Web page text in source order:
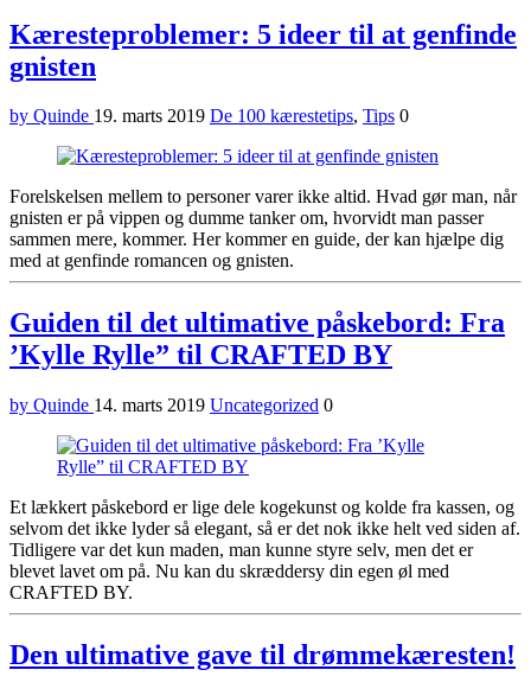
Kæresteproblemer: 5 ideer til at genfinde
gnisten
by Quinde 19. marts 2019 De 100 kærestetips, Tips 0
Forelskelsen mellem to personer varer ikke altid. Hvad gør man, når
gnisten er på vippen og dumme tanker om, hvorvidt man passer
sammen mere, kommer. Her kommer en guide, der kan hjælpe dig
med at genfinde romancen og gnisten.
Guiden til det ultimative påskebord: Fra
’Kylle Rylle” til CRAFTED BY
by Quinde 14. marts 2019 Uncategorized 0
Et lækkert påskebord er lige dele kogekunst og kolde fra kassen, og
selvom det ikke lyder så elegant, så er det nok ikke helt ved siden af.
Tidligere var det kun maden, man kunne styre selv, men det er
blevet lavet om på. Nu kan du skræddersy din egen øl med
CRAFTED BY.
Den ultimative gave til drømmekæresten!